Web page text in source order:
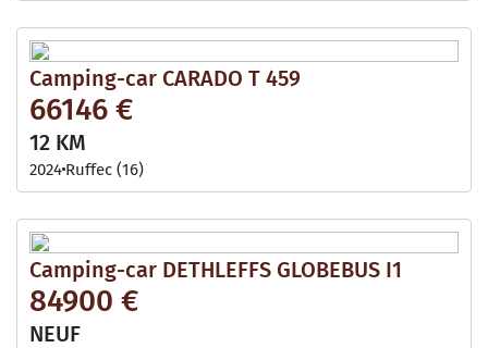
Camping-car CARADO T 459
66146 €
12 KM
2024 Ruffec (16)
Camping-car DETHLEFFS GLOBEBUS I1
84900 €
NEUF